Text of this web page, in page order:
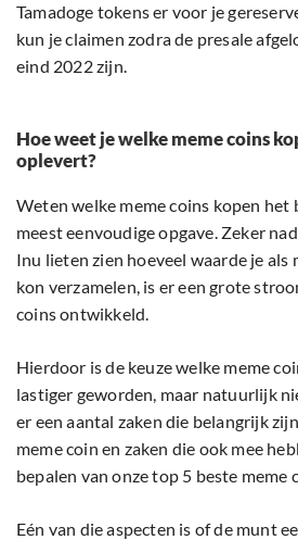
Tamadoge tokens er voor je
kun je claimen zodra de presale
eind 2022 zijn.
Hoe weet je welke meme coins
oplevert?
Weten welke meme coins kopen het
meest eenvoudige opgave. Zeker
Inu lieten zien hoeveel waarde je als
kon verzamelen, is er een grote
coins ontwikkeld.
Hierdoor is de keuze welke meme
lastiger geworden, maar natuurlijk
er een aantal zaken die belangrijk
meme coin en zaken die ook mee
bepalen van onze top 5 beste meme
Eén van die aspecten is of de munt